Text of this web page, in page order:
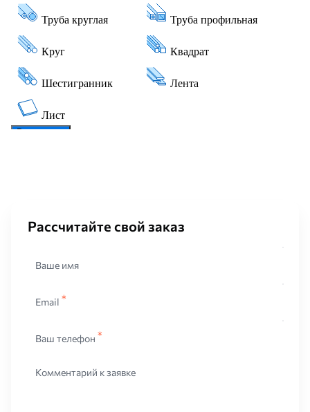
Рассчитайте свой заказ
Ваше имя
Email
Ваш телефон
Комментарий к заявке